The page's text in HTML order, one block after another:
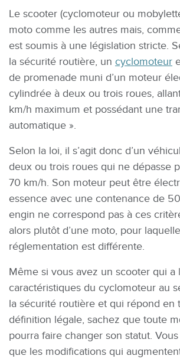
Le scooter (cyclomoteur ou
moto comme les autres mais,
est soumis à une législation stricte.
la sécurité routière, un cyclomoteur
de promenade muni d’un moteur
cylindrée à deux ou trois roues,
km/h maximum et possédant une
automatique ».
Selon la loi, il s’agit donc d’un
deux ou trois roues qui ne dépasse
70 km/h. Son moteur peut être
essence avec une contenance de
engin ne correspond pas à ces
alors plutôt d’une moto, pour
réglementation est différente.
Même si vous avez un scooter qui a
caractéristiques du cyclomoteur au
la sécurité routière et qui répond en
définition légale, sachez que toute
pourra faire changer son statut.
que les modifications qui